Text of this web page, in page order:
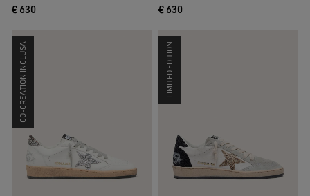
€ 630 € 630
CO-CREATION INCLUSA LIMITED EDITION